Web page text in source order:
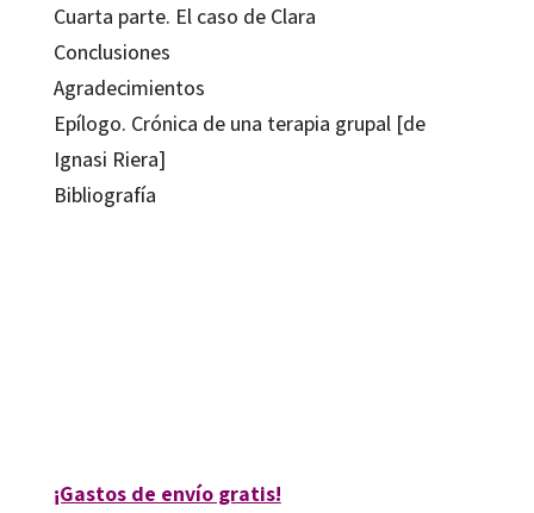
Cuarta parte. El caso de Clara
Conclusiones
Agradecimientos
Epílogo. Crónica de una terapia grupal [de
Ignasi Riera]
Bibliografía
¡Gastos de envío gratis!